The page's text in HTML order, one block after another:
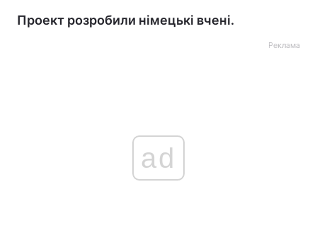
Проект розробили німецькі вчені.
Реклама
ad